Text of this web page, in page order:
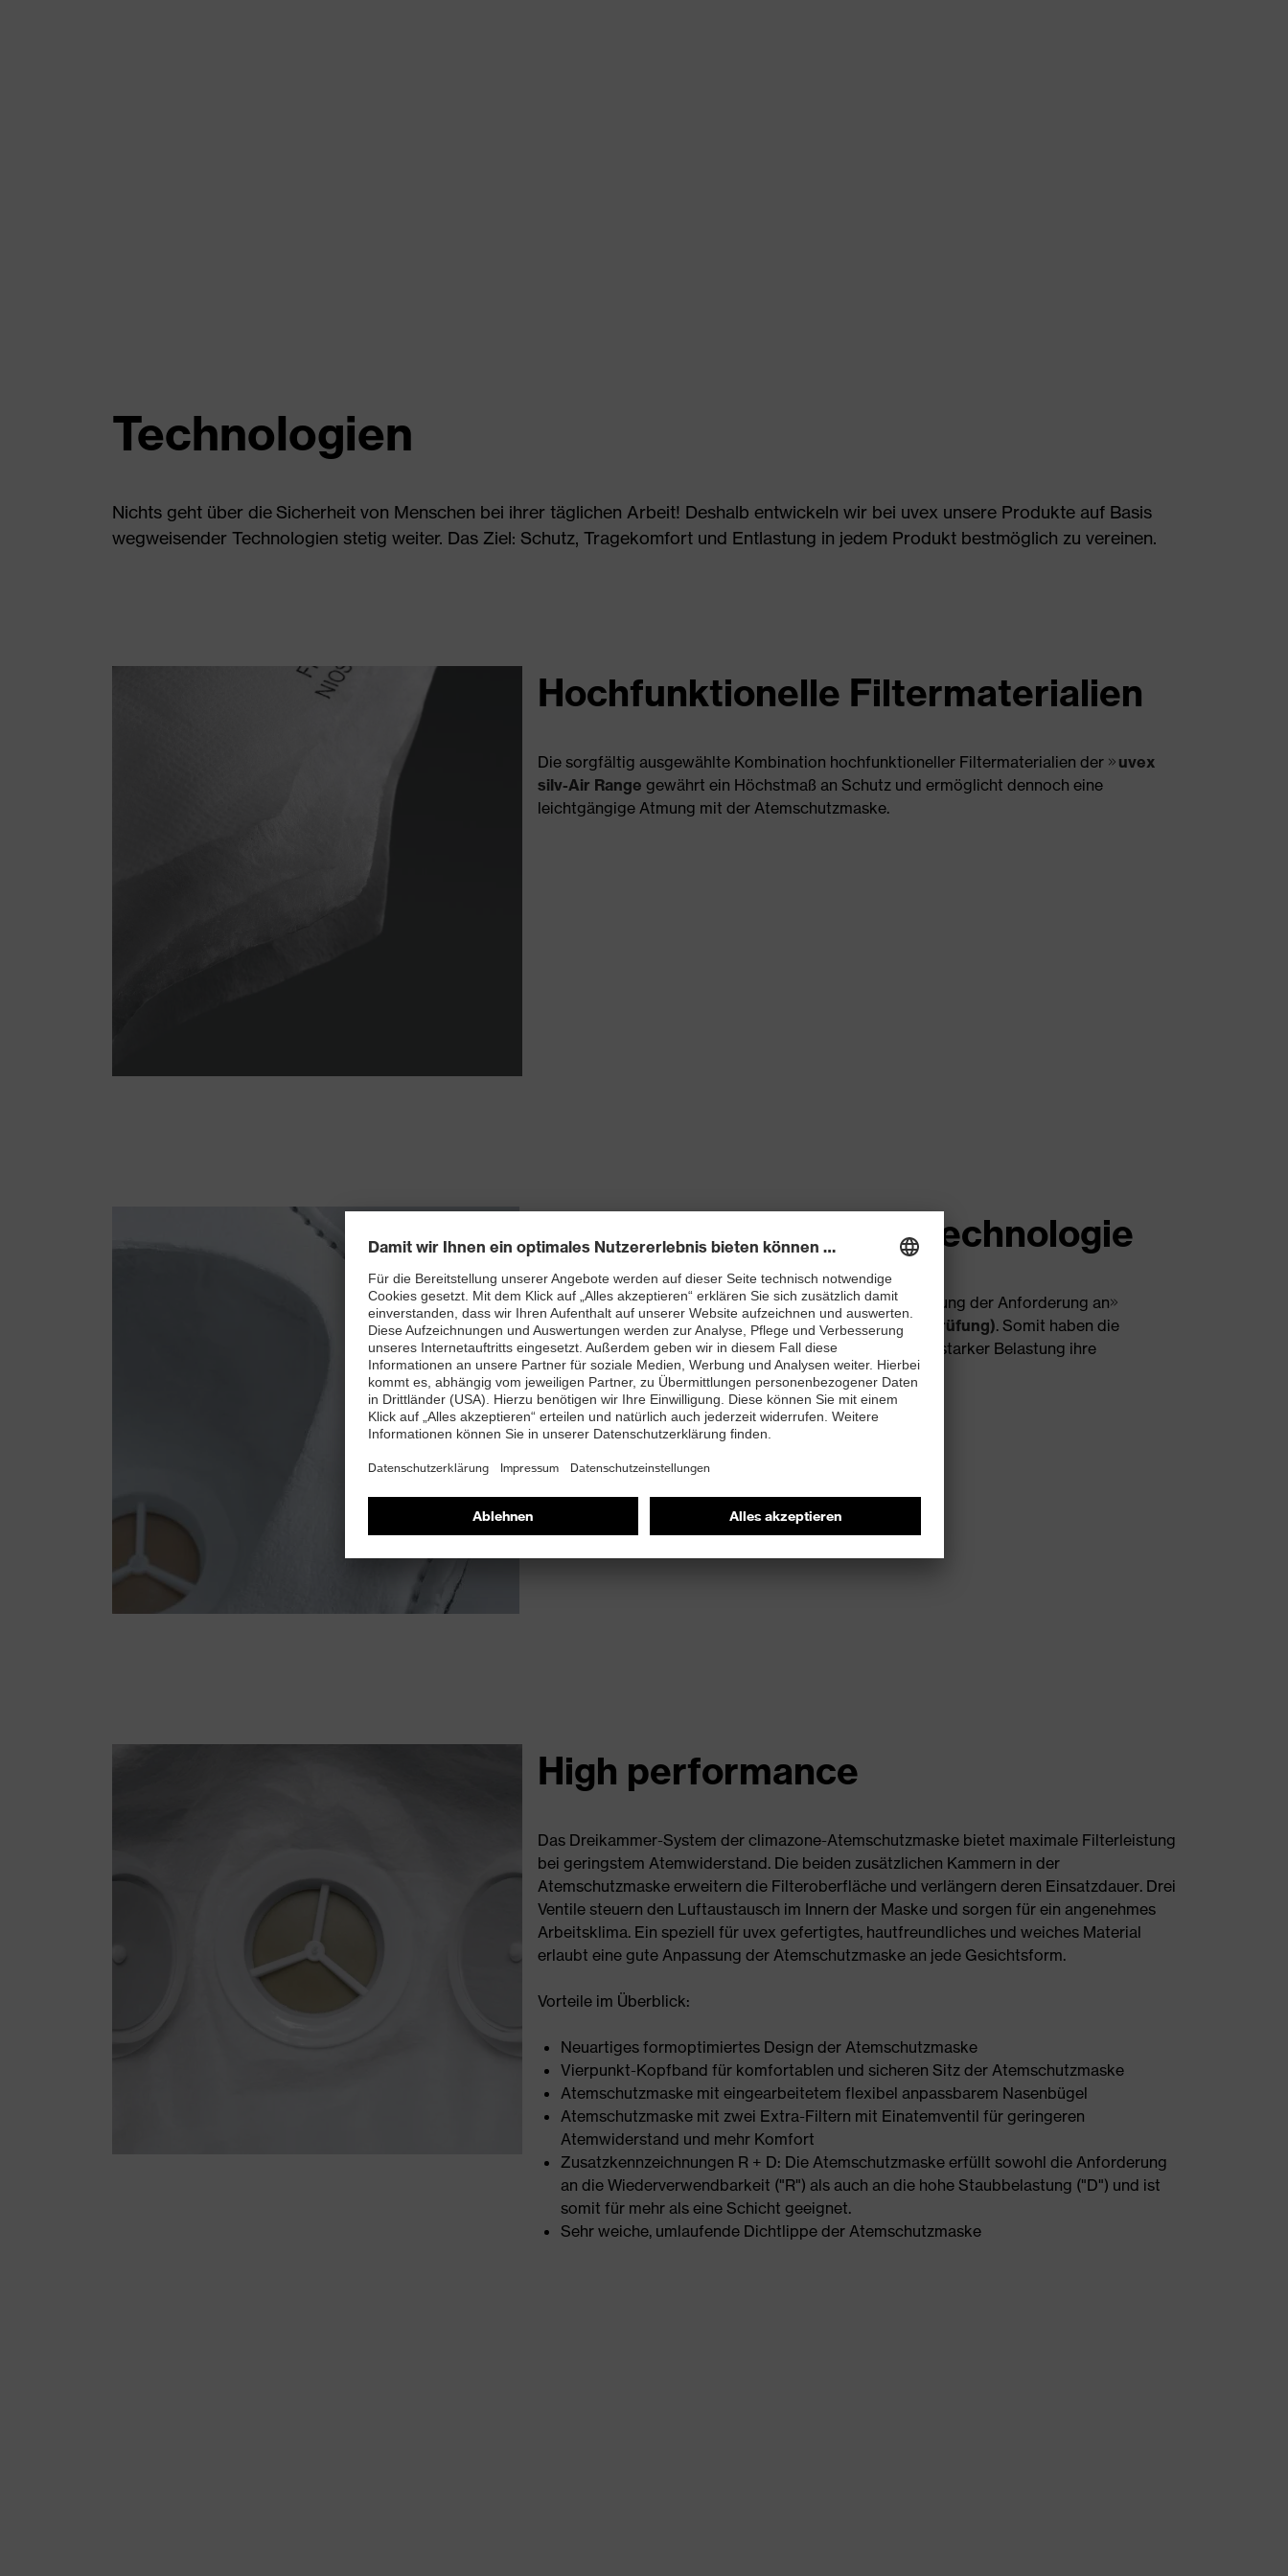
Technologien
Nichts geht über die Sicherheit von Menschen bei ihrer täglichen Arbeit! Deshalb entwickeln wir bei uvex unsere Produkte auf Basis
wegweisender Technologien stetig weiter. Das Ziel: Schutz, Tragekomfort und Entlastung in jedem Produkt bestmöglich zu vereinen.
Hochfunktionelle Filtermaterialien
Die sorgfältig ausgewählte Kombination hochfunktioneller Filtermaterialien der
uvex
silv-Air Range gewährt ein Höchstmaß an Schutz und ermöglicht dennoch eine
leichtgängige Atmung mit der Atemschutzmaske.
uvex Feinstaub-Filter-Technologie
Die uvex Feinstaub-Filter-Technologie sorgt für die Erfüllung der Anforderung an
besonders hohe Staubbelastung ("D" - Dolomitstaubprüfung). Somit haben die
Masken eine sehr lange Standzeit und behalten auch bei starker Belastung ihre
überdurchschnittlichen Atemwiderstandswerte.
High performance
Das Dreikammer-System der climazone-Atemschutzmaske bietet maximale Filterleistung
bei geringstem Atemwiderstand. Die beiden zusätzlichen Kammern in der
Atemschutzmaske erweitern die Filteroberfläche und verlängern deren Einsatzdauer. Drei
Ventile steuern den Luftaustausch im Innern der Maske und sorgen für ein angenehmes
Arbeitsklima. Ein speziell für uvex gefertigtes, hautfreundliches und weiches Material
erlaubt eine gute Anpassung der Atemschutzmaske an jede Gesichtsform.
Vorteile im Überblick:
Neuartiges formoptimiertes Design der Atemschutzmaske
Vierpunkt-Kopfband für komfortablen und sicheren Sitz der Atemschutzmaske
Atemschutzmaske mit eingearbeitetem flexibel anpassbarem Nasenbügel
Atemschutzmaske mit zwei Extra-Filtern mit Einatemventil für geringeren
Atemwiderstand und mehr Komfort
Zusatzkennzeichnungen R + D: Die Atemschutzmaske erfüllt sowohl die Anforderung
an die Wiederverwendbarkeit ("R") als auch an die hohe Staubbelastung ("D") und ist
somit für mehr als eine Schicht geeignet.
Sehr weiche, umlaufende Dichtlippe der Atemschutzmaske